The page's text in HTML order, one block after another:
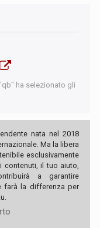
ha selezionato gli
nata nel 2018
Ma la libera
esclusivamente
contenuti, il tuo aiuto,
a garantire
farà la differenza per